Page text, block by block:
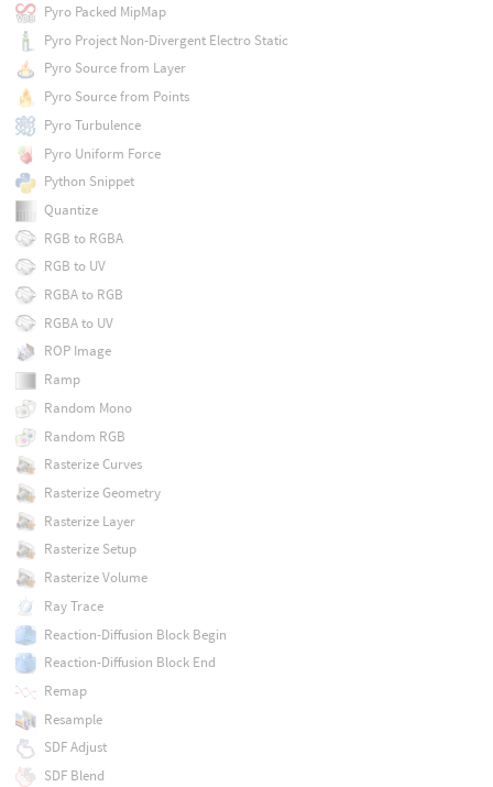
Pyro Packed MipMap
Pyro Project Non-Divergent Electro Static
Pyro Source from Layer
Pyro Source from Points
Pyro Turbulence
Pyro Uniform Force
Python Snippet
Quantize
RGB to RGBA
RGB to UV
RGBA to RGB
RGBA to UV
ROP Image
Ramp
Random Mono
Random RGB
Rasterize Curves
Rasterize Geometry
Rasterize Layer
Rasterize Setup
Rasterize Volume
Ray Trace
Reaction-Diffusion Block Begin
Reaction-Diffusion Block End
Remap
Resample
SDF Adjust
SDF Blend